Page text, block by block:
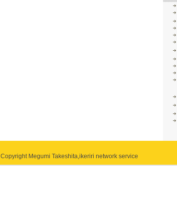
Copyright Megumi Takeshita,ikeriri network service